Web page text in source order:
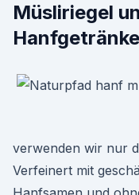
Müsliriegel
verwenden wir nur
Verfeinert mit